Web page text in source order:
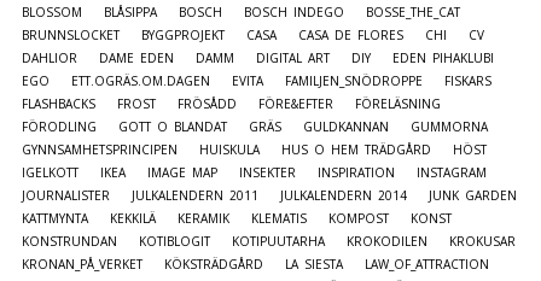
BLOSSOM
BLÅSIPPA BOSCH BOSCH INDEGO
BOSSE_THE_CAT
BRUNNSLOCKET
BYGGPROJEKT CASA CASA DE FLORES CHI
CV
DAHLIOR
DAME EDEN DAMM DIGITAL ART DIY
EDEN PIHAKLUBI
EGO
ETT.OGRÄS.OM.DAGEN EVITA FAMILJEN_SNÖDROPPE
FISKARS
FLASHBACKS
FROST FRÖSÅDD FÖRE&EFTER
FÖRELÄSNING
FÖRODLING
GOTT O BLANDAT GRÄS GULDKANNAN
GUMMORNA
GYNNSAMHETSPRINCIPEN
HUISKULA HUS O HEM TRÄDGÅRD
HÖST
IGELKOTT
IKEA IMAGE MAP INSEKTER INSPIRATION
INSTAGRAM
JOURNALISTER
JULKALENDERN 2011 JULKALENDERN 2014
JUNK GARDEN
KATTMYNTA
KEKKILÄ KERAMIK KLEMATIS KOMPOST
KONST
KONSTRUNDAN
KOTIBLOGIT KOTIPUUTARHA KROKODILEN
KROKUSAR
KRONAN_PÅ_VERKET
KÖKSTRÄDGÅRD LA SIESTA
LAW_OF_ATTRACTION